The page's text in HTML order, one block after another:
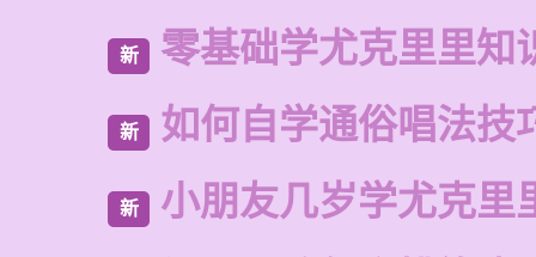
新 零基础学尤克里里知
新 如何自学通俗唱法技
新 小朋友几岁学尤克里